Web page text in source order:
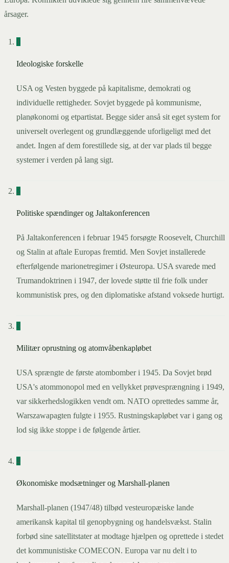
årsager.
1
Ideologiske forskelle
USA og Vesten byggede på kapitalisme, demokrati og
individuelle rettigheder. Sovjet byggede på kommunisme,
planøkonomi og etpartistat. Begge sider anså sit eget system for
universelt overlegent og grundlæggende uforligeligt med det
andet. Ingen af dem forestillede sig, at der var plads til begge
systemer i verden på lang sigt.
2
Politiske spændinger og Jaltakonferencen
På Jaltakonferencen i februar 1945 forsøgte Roosevelt, Churchill
og Stalin at aftale Europas fremtid. Men Sovjet installerede
efterfølgende marionetregimer i Østeuropa. USA svarede med
Trumandoktrinen i 1947, der lovede støtte til frie folk under
kommunistisk pres, og den diplomatiske afstand voksede hurtigt.
3
Militær oprustning og atomvåbenkapløbet
USA sprængte de første atombomber i 1945. Da Sovjet brød
USA's atommonopol med en vellykket prøvesprængning i 1949,
var sikkerhedslogikken vendt om. NATO oprettedes samme år,
Warszawapagten fulgte i 1955. Rustningskapløbet var i gang og
lod sig ikke stoppe i de følgende årtier.
4
Økonomiske modsætninger og Marshall-planen
Marshall-planen (1947/48) tilbød vesteuropæiske lande
amerikansk kapital til genopbygning og handelsvækst. Stalin
forbød sine satellitstater at modtage hjælpen og oprettede i stedet
det kommunistiske COMECON. Europa var nu delt i to